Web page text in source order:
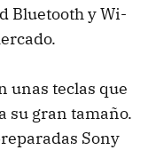
Bluetooth y Wi-
unas teclas que
su gran tamaño.
Sony